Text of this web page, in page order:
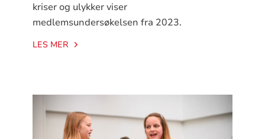
kriser og ulykker viser
medlemsundersøkelsen fra 2023.
LES MER